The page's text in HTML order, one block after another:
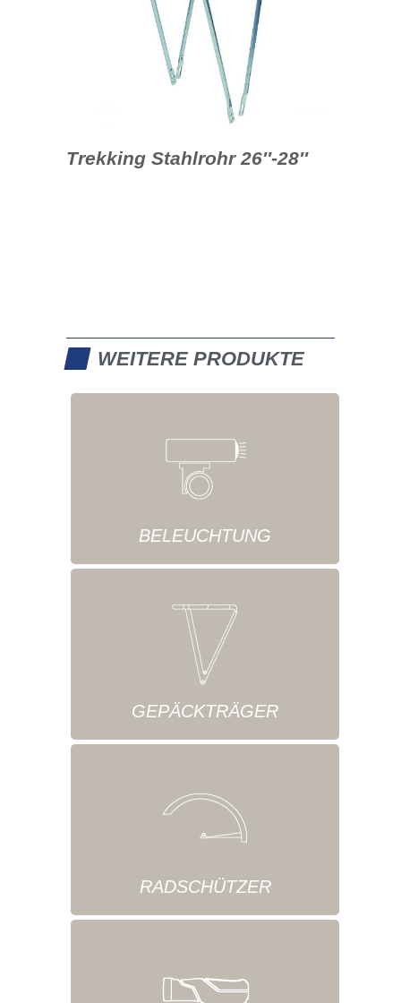
Trekking Stahlrohr 26″-28″
WEITERE PRODUKTE
BELEUCHTUNG
GEPÄCKTRÄGER
RADSCHÜTZER